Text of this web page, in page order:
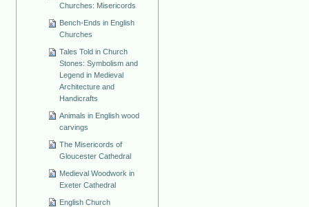
Churches: Misericords
Bench-Ends in English
Churches
Tales Told in Church
Stones: Symbolism and
Legend in Medieval
Architecture and
Handicrafts
Animals in English wood
carvings
The Misericords of
Gloucester Cathedral
Medieval Woodwork in
Exeter Cathedral
English Church